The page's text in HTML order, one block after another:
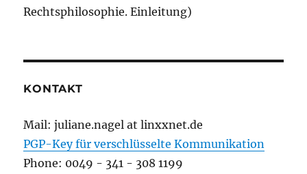
Rechtsphilosophie. Einleitung)
KONTAKT
Mail: juliane.nagel at linxxnet.de
PGP-Key für verschlüsselte Kommunikation
Phone: 0049 - 341 - 308 1199